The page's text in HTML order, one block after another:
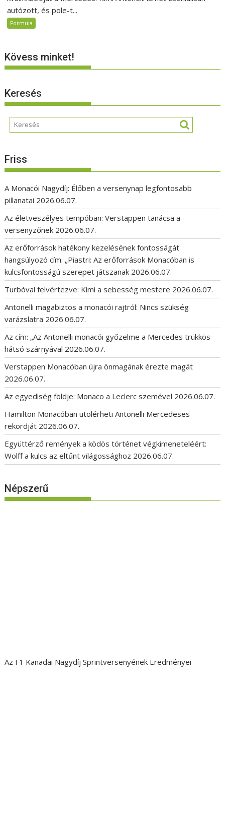
autózott, és pole-t...
Formula
Kövess minket!
Keresés
Friss
A Monacói Nagydíj: Élőben a versenynap legfontosabb
pillanatai 2026.06.07.
Az életveszélyes tempóban: Verstappen tanácsa a
versenyzőnek 2026.06.07.
Az erőforrások hatékony kezelésének fontosságát
hangsúlyozó cím: „Piastri: Az erőforrások Monacóban is
kulcsfontosságú szerepet játszanak 2026.06.07.
Turbóval felvértezve: Kimi a sebesség mestere 2026.06.07.
Antonelli magabiztos a monacói rajtról: Nincs szükség
varázslatra 2026.06.07.
Az cím: „Az Antonelli monacói győzelme a Mercedes trükkös
hátsó szárnyával 2026.06.07.
Verstappen Monacóban újra önmagának érezte magát
2026.06.07.
Az egyediség földje: Monaco a Leclerc szemével 2026.06.07.
Hamilton Monacóban utolérheti Antonelli Mercedeses
rekordját 2026.06.07.
Együttérző remények a ködös történet végkimeneteléért:
Wolff a kulcs az eltűnt világossághoz 2026.06.07.
Népszerű
Az F1 Kanadai Nagydíj Sprintversenyének Eredményei